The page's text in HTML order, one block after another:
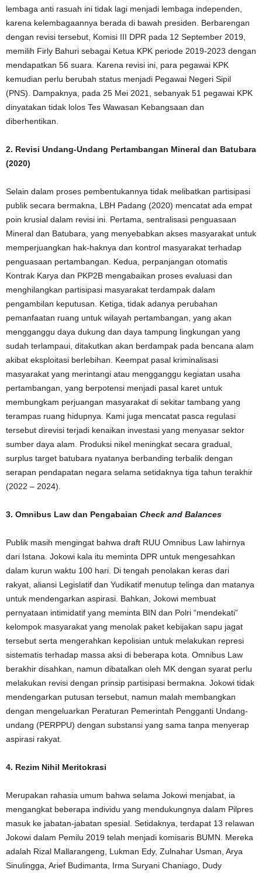
lembaga anti rasuah ini tidak lagi menjadi lembaga independen,
karena kelembagaannya berada di bawah presiden. Berbarengan
dengan revisi tersebut, Komisi III DPR pada 12 September 2019,
memilih Firly Bahuri sebagai Ketua KPK periode 2019-2023 dengan
mendapatkan 56 suara. Karena revisi ini, para pegawai KPK
kemudian perlu berubah status menjadi Pegawai Negeri Sipil
(PNS). Dampaknya, pada 25 Mei 2021, sebanyak 51 pegawai KPK
dinyatakan tidak lolos Tes Wawasan Kebangsaan dan
diberhentikan.
2. Revisi Undang-Undang Pertambangan Mineral dan Batubara
(2020)
Selain dalam proses pembentukannya tidak melibatkan partisipasi
publik secara bermakna, LBH Padang (2020) mencatat ada empat
poin krusial dalam revisi ini. Pertama, sentralisasi penguasaan
Mineral dan Batubara, yang menyebabkan akses masyarakat untuk
memperjuangkan hak-haknya dan kontrol masyarakat terhadap
penguasaan pertambangan. Kedua, perpanjangan otomatis
Kontrak Karya dan PKP2B mengabaikan proses evaluasi dan
menghilangkan partisipasi masyarakat terdampak dalam
pengambilan keputusan. Ketiga, tidak adanya perubahan
pemanfaatan ruang untuk wilayah pertambangan, yang akan
mengganggu daya dukung dan daya tampung lingkungan yang
sudah terlampaui, ditakutkan akan berdampak pada bencana alam
akibat eksploitasi berlebihan. Keempat pasal kriminalisasi
masyarakat yang merintangi atau mengganggu kegiatan usaha
pertambangan, yang berpotensi menjadi pasal karet untuk
membungkam perjuangan masyarakat di sekitar tambang yang
terampas ruang hidupnya. Kami juga mencatat pasca regulasi
tersebut direvisi terjadi kenaikan investasi yang menyasar sektor
sumber daya alam. Produksi nikel meningkat secara gradual,
surplus target batubara nyatanya berbanding terbalik dengan
serapan pendapatan negara selama setidaknya tiga tahun terakhir
(2022 – 2024).
3. Omnibus Law dan Pengabaian Check and Balances
Publik masih mengingat bahwa draft RUU Omnibus Law lahirnya
dari Istana. Jokowi kala itu meminta DPR untuk mengesahkan
dalam kurun waktu 100 hari. Di tengah penolakan keras dari
rakyat, aliansi Legislatif dan Yudikatif menutup telinga dan matanya
untuk mendengarkan aspirasi. Bahkan, Jokowi membuat
pernyataan intimidatif yang meminta BIN dan Polri “mendekati”
kelompok masyarakat yang menolak paket kebijakan sapu jagat
tersebut serta mengerahkan kepolisian untuk melakukan represi
sistematis terhadap massa aksi di beberapa kota. Omnibus Law
berakhir disahkan, namun dibatalkan oleh MK dengan syarat perlu
melakukan revisi dengan prinsip partisipasi bermakna. Jokowi tidak
mendengarkan putusan tersebut, namun malah membangkan
dengan mengeluarkan Peraturan Pemerintah Pengganti Undang-
undang (PERPPU) dengan substansi yang sama tanpa menyerap
aspirasi rakyat.
4. Rezim Nihil Meritokrasi
Merupakan rahasia umum bahwa selama Jokowi menjabat, ia
mengangkat beberapa individu yang mendukungnya dalam Pilpres
masuk ke jabatan-jabatan spesial. Setidaknya, terdapat 13 relawan
Jokowi dalam Pemilu 2019 telah menjadi komisaris BUMN. Mereka
adalah Rizal Mallarangeng, Lukman Edy, Zulnahar Usman, Arya
Sinulingga, Arief Budimanta, Irma Suryani Chaniago, Dudy